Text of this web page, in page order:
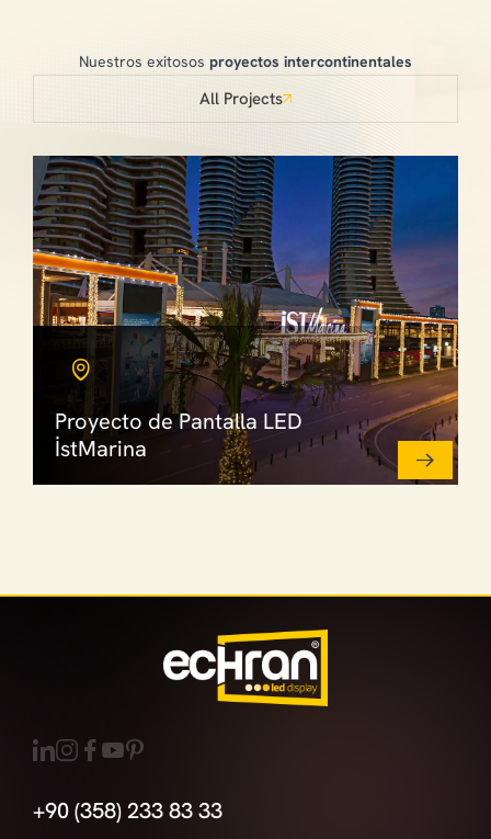
Nuestros exitosos proyectos intercontinentales
All Projects
Proyecto de Pantalla LED
İstMarina
+90 (358) 233 83 33